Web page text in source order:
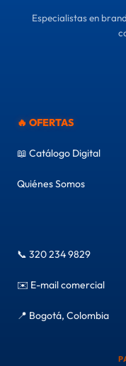
Especialistas en
🔥 OFERTAS
📖 Catálogo Digital
Quiénes Somos
📞 320 234 9829
✉️ E-mail comercial
📍 Bogotá, Colombia